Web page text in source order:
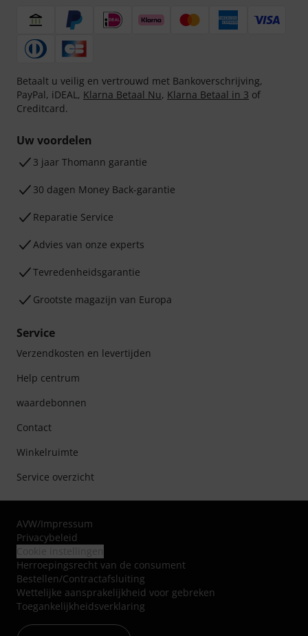
Betaalt u veilig en vertrouwd met Bankoverschrijving,
PayPal, iDEAL, Klarna Betaal Nu, Klarna Betaal in 3 of
Creditcard.
Uw voordelen
3 jaar Thomann garantie
30 dagen Money Back-garantie
Reparatie Service
Advies van onze experts
Tevredenheidsgarantie
Grootste magazijn van Europa
Service
Verzendkosten en levertijden
Help centrum
waardebonnen
Contact
Winkelruimte
Service overzicht
AVW/Impressum
Privacybeleid
Herroepingsrecht van de consument
Bestellen/Contractafsluiting
Wettelijke aansprakelijkheid voor gebreken
Toegankelijkheidsverklaring